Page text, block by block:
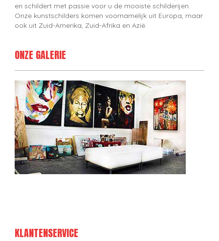
en schildert met passie voor u de mooiste schilderijen.
Onze kunstschilders komen voornamelijk uit Europa, maar
ook uit Zuid-Amerika, Zuid-Afrika en Azië.
ONZE GALERIE
KLANTENSERVICE